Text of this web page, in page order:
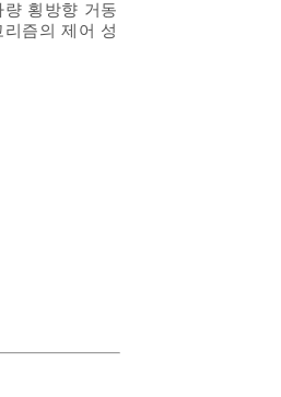
횡방향 거동
즘의 제어 성